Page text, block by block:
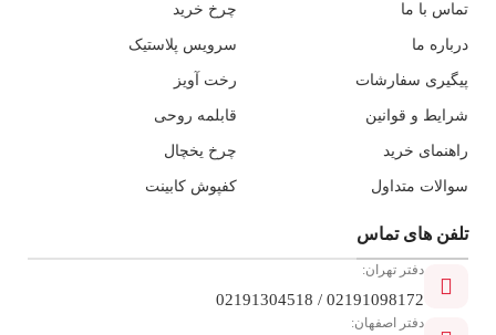
تماس با ما
درباره ما
پیگیری سفارشات
شرایط و قوانین
راهنمای خرید
سوالات متداول
چرخ خرید
سرویس پلاستیک
رخت آویز
قابلمه روحی
چرخ یخچال
کفپوش کابینت
تلفن ‌های تماس
دفتر تهران:
02191098172 / 02191304518
دفتر اصفهان: